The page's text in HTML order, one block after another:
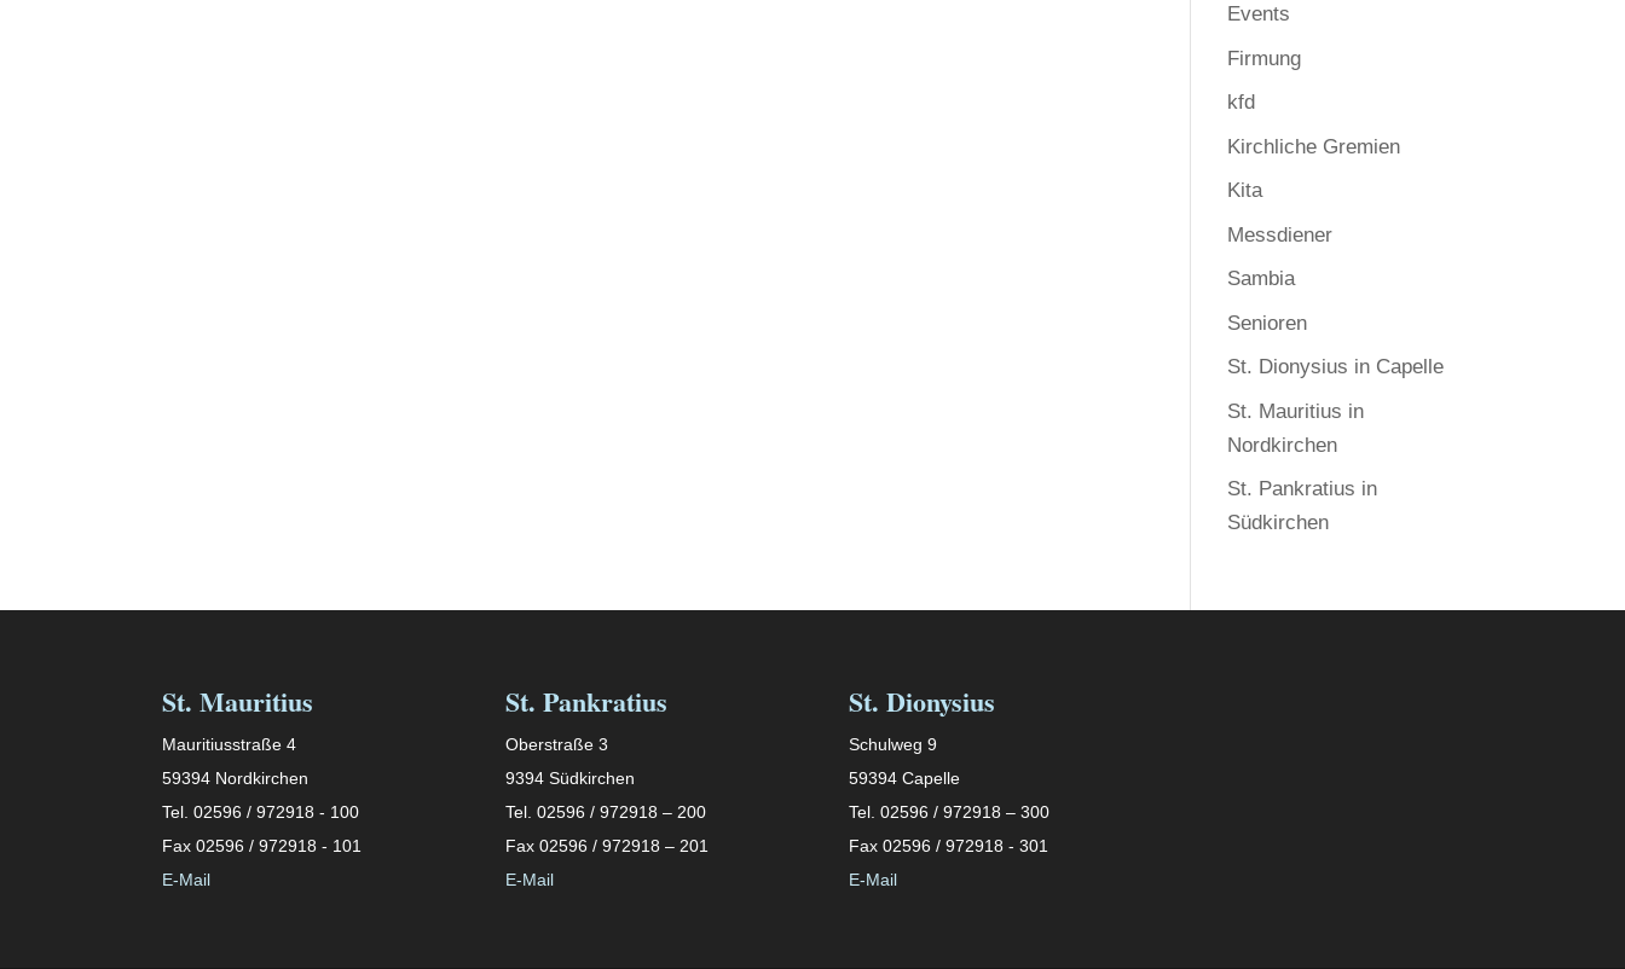
Events
Firmung
kfd
Kirchliche Gremien
Kita
Messdiener
Sambia
Senioren
St. Dionysius in Capelle
St. Mauritius in
Nordkirchen
St. Pankratius in
Südkirchen
St. Mauritius
Mauritiusstraße 4
59394 Nordkirchen
Tel. 02596 / 972918 - 100
Fax 02596 / 972918 - 101
E-Mail
St. Pankratius
Oberstraße 3
9394 Südkirchen
Tel. 02596 / 972918 – 200
Fax 02596 / 972918 – 201
E-Mail
St. Dionysius
Schulweg 9
59394 Capelle
Tel. 02596 / 972918 – 300
Fax 02596 / 972918 - 301
E-Mail